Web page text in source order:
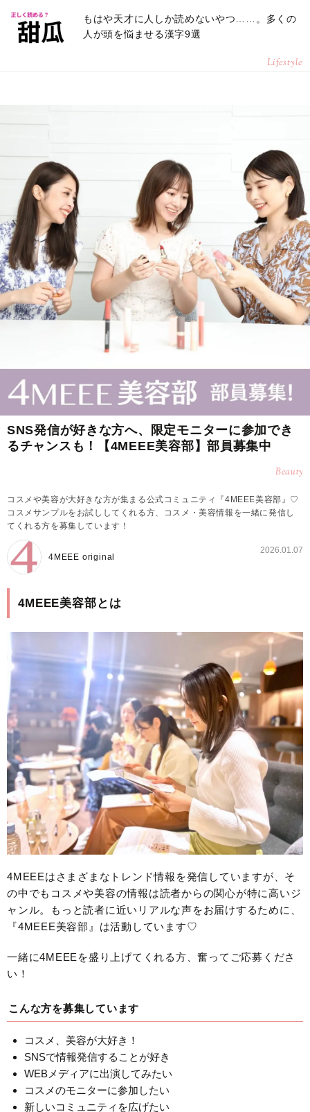
もはや天才に人しか読めないやつ……。多くの
人が頭を悩ませる漢字9選
Lifestyle
SNS発信が好きな方へ、限定モニターに参加でき
るチャンスも！【4MEEE美容部】部員募集中
Beauty
コスメや美容が大好きな方が集まる公式コミュニティ『4MEEE美容部』♡
コスメサンプルをお試ししてくれる方、コスメ・美容情報を一緒に発信し
てくれる方を募集しています！
4MEEE original
2026.01.07
4MEEE美容部とは
4MEEEはさまざまなトレンド情報を発信していますが、そ
の中でもコスメや美容の情報は読者からの関心が特に高いジ
ャンル。もっと読者に近いリアルな声をお届けするために、
『4MEEE美容部』は活動しています♡
一緒に4MEEEを盛り上げてくれる方、奮ってご応募くださ
い！
こんな方を募集しています
コスメ、美容が大好き！
SNSで情報発信することが好き
WEBメディアに出演してみたい
コスメのモニターに参加したい
新しいコミュニティを広げたい